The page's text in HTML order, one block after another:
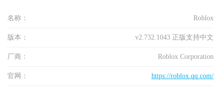
名称： Roblox
版本： v2.732.1043 正版支持中文
厂商： Roblox Corporation
官网： https://roblox.qq.com/